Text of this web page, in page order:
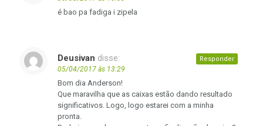
é bao pa fadiga i zipela
Deusivan disse:
05/04/2017 às 13:29
Bom dia Anderson!
Que maravilha que as caixas estão dando resultado
significativos. Logo, logo estarei com a minha
pronta.
Responder